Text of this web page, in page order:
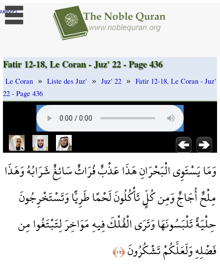
]
Fatir 12-18, Le Coran - Juz' 22 - Page 436
Le Coran » Liste des Juz' » Juz' 22 » Fatir 12-18, Le Coran - Juz'
22 - Page 436
وَمَا يَسْتَوِي الْبَحْرَانِ هَذَا عَذْبٌ فُرَاتٌ سَائِغٌ شَرَابُهُ وَهَذَا
مِلْحٌ أُجَاجٌ وَمِن كُلٍّ تَأْكُلُونَ لَحْمًا طَرِيًّا وَتَسْتَخْرِجُونَ
حِلْيَةً تَلْبَسُونَهَا وَتَرَى الْفُلْكَ فِيهِ مَوَاخِرَ لِتَبْتَغُوا مِن
فَضْلِهِ وَلَعَلَّكُمْ تَشْكُرُونَ﴿١٢﴾